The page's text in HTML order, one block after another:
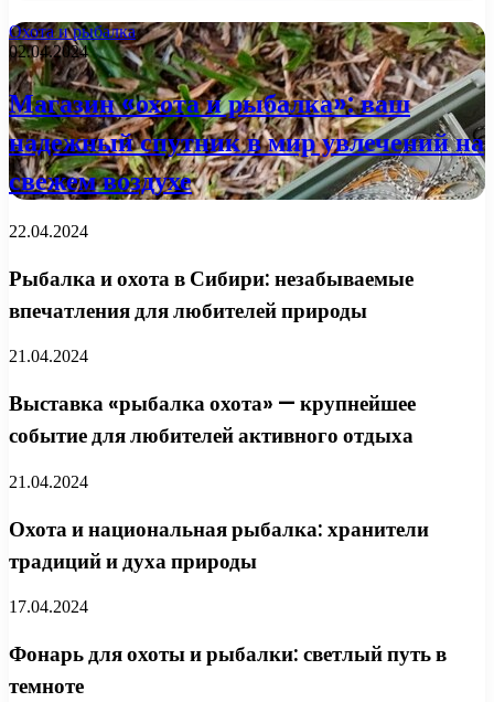
Охота и рыбалка
02.04.2024
Магазин «охота и рыбалка»: ваш
надежный спутник в мир увлечений на
свежем воздухе
22.04.2024
Рыбалка и охота в Сибири: незабываемые
впечатления для любителей природы
21.04.2024
Выставка «рыбалка охота» — крупнейшее
событие для любителей активного отдыха
21.04.2024
Охота и национальная рыбалка: хранители
традиций и духа природы
17.04.2024
Фонарь для охоты и рыбалки: светлый путь в
темноте